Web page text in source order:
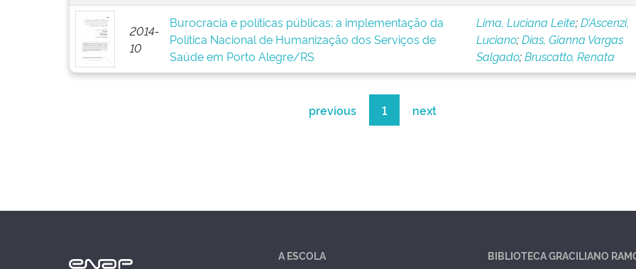
2014-
10
Burocracia e políticas públicas: a implementação da
Política Nacional de Humanização dos Serviços de
Saúde em Porto Alegre/RS
Lima, Luciana Leite;D’Ascenzi,
Luciano;Dias, Gianna Vargas
Salgado;Bruscatto, Renata
previous 1 next
A ESCOLA
BIBLIOTECA GRACILIANO